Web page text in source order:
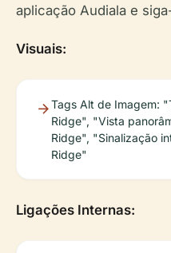
aplicação Audiala e
Visuais:
Tags Alt de Imagem:
Ridge", "Vista
Ridge", "Sinalização
Ridge"
Ligações Internas: